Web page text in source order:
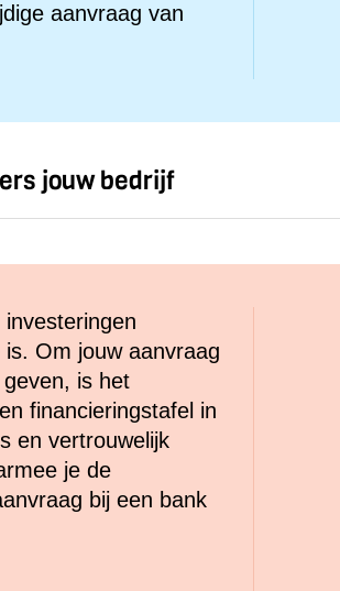
aanvraag van
jouw bedrijf
Om jouw aanvraag
is het
financieringstafel in
en vertrouwelijk
je de
bij een bank